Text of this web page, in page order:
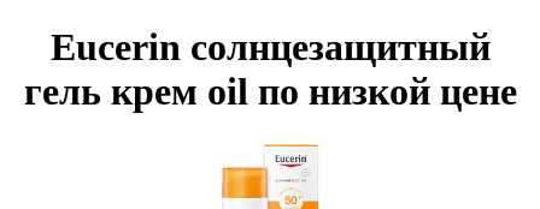
Eucerin солнцезащитный
гель крем oil по низкой цене